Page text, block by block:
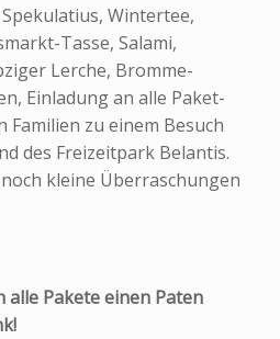
Wintertee,
Tasse, Salami,
Lerche, Bromme-
Einladung an alle Paket-
Familien zu einem Besuch
des Freizeitpark Belantis.
kleine Überraschungen
alle Pakete einen Paten